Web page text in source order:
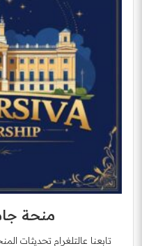
منحة
تابعنا عالتلغرام تحديثات